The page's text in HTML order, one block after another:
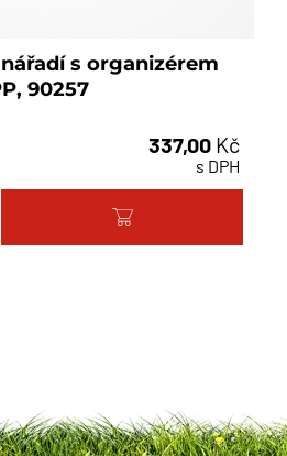
s organizérem
90257
337,00 Kč
s DPH
Množství